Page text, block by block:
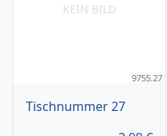
KEIN BILD
9755.27
Tischnummer 27